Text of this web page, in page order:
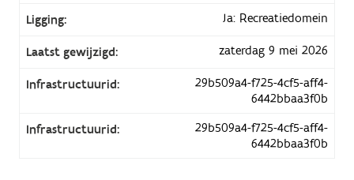
Ligging: Ja: Recreatiedomein
Laatst gewijzigd: zaterdag 9 mei 2026
Infrastructuurid:
29b509a4-f725-4cf5-aff4-
6442bbaa3f0b
Infrastructuurid:
29b509a4-f725-4cf5-aff4-
6442bbaa3f0b